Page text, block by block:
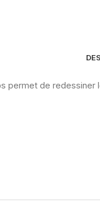
permet de